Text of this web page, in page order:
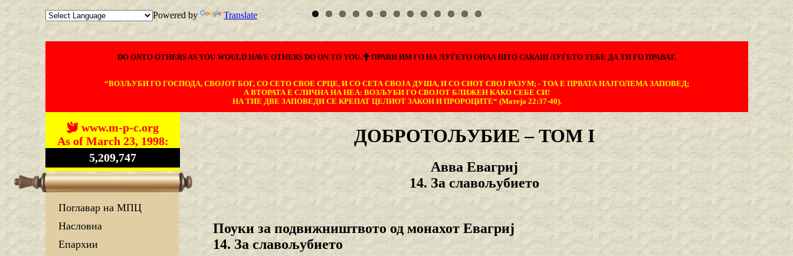
Powered by Translate
DO ONTO OTHERS AS YOU WOULD HAVE OTHERS DO ON TO YOU. ПРАВИ ИМ ГО НА ЛУЃЕТО ОНАА ШТО САКАШ ЛУЃЕТО ТЕБЕ ДА ТИ ГО ПРАВАТ.
“ВОЗЉУБИ ГО ГОСПОДА, СВОЈОТ БОГ, СО СЕТО СВОЕ СРЦЕ, И СО СЕТА СВОЈА ДУША, И СО СИОТ СВОЈ РАЗУМ; - ТОА Е ПРВАТА НАЈГОЛЕМА ЗАПОВЕД;
А ВТОРАТА Е СЛИЧНА НА НЕА: ВОЗЉУБИ ГО СВОЈОТ БЛИЖЕН КАКО СЕБЕ СИ!
НА ТИЕ ДВЕ ЗАПОВЕДИ СЕ КРЕПАТ ЦЕЛИОТ ЗАКОН И ПРОРОЦИТЕ“ (Матеја 22:37-40).
www.m-p-c.org
As of March 23, 1998:
5,209,747
Поглавар на МПЦ
Насловна
Епархии
ДОБРОТОЉУБИЕ – TOM I
Авва Евагриј
14. За славољубието
Поуки за подвижништвото од монахот Евагриј
14. За славољубието